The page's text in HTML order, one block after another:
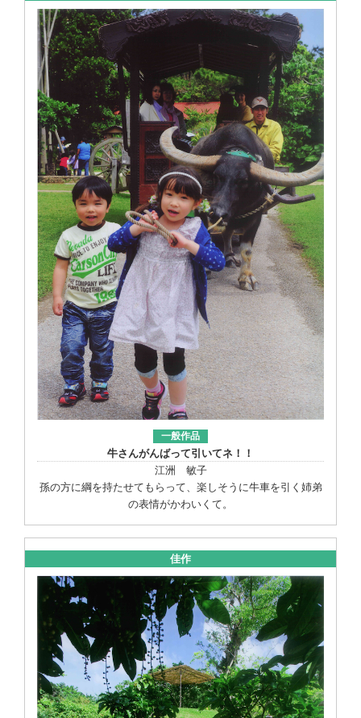
一般作品
牛さんがんばって引いてネ！！
江洲 敏子
孫の方に綱を持たせてもらって、楽しそうに牛車を引く姉弟
の表情がかわいくて。
佳作